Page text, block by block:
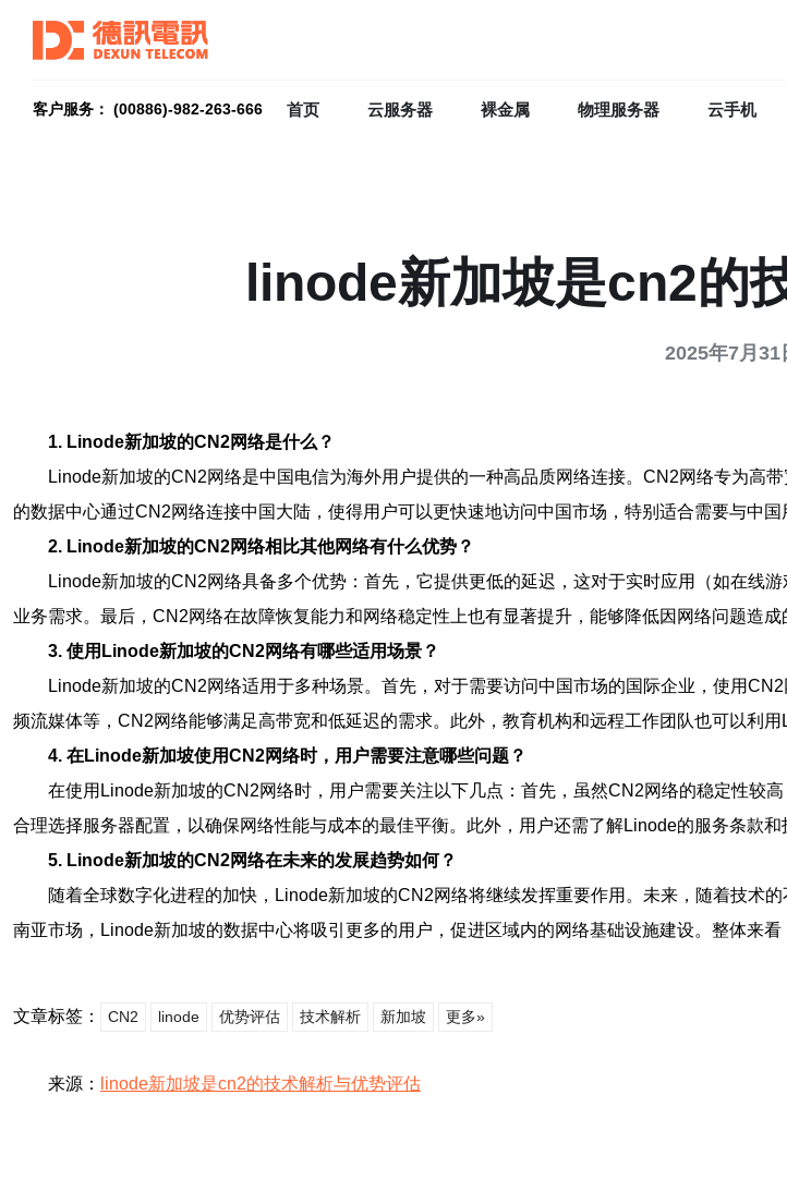
客户服务： (00886)-982-263-666 首页 云服务器 裸金属 物理服务器 云手机
linode新加坡是cn2的
2025年7月31
1. Linode新加坡的CN2网络是什么？
Linode新加坡的CN2网络是中国电信为海外用户提供的一种高品质网络连接。CN2网络专为高
的数据中心通过CN2网络连接中国大陆，使得用户可以更快速地访问中国市场，特别适合需要与中国
2. Linode新加坡的CN2网络相比其他网络有什么优势？
Linode新加坡的CN2网络具备多个优势：首先，它提供更低的延迟，这对于实时应用（如在线
业务需求。最后，CN2网络在故障恢复能力和网络稳定性上也有显著提升，能够降低因网络问题造成
3. 使用Linode新加坡的CN2网络有哪些适用场景？
Linode新加坡的CN2网络适用于多种场景。首先，对于需要访问中国市场的国际企业，使用
频流媒体等，CN2网络能够满足高带宽和低延迟的需求。此外，教育机构和远程工作团队也可以利
4. 在Linode新加坡使用CN2网络时，用户需要注意哪些问题？
在使用Linode新加坡的CN2网络时，用户需要关注以下几点：首先，虽然CN2网络的稳定性较
合理选择服务器配置，以确保网络性能与成本的最佳平衡。此外，用户还需了解Linode的服务条款
5. Linode新加坡的CN2网络在未来的发展趋势如何？
随着全球数字化进程的加快，Linode新加坡的CN2网络将继续发挥重要作用。未来，随着技术
南亚市场，Linode新加坡的数据中心将吸引更多的用户，促进区域内的网络基础设施建设。整体来
文章标签： CN2 linode 优势评估 技术解析 新加坡 更多»
来源： linode新加坡是cn2的技术解析与优势评估